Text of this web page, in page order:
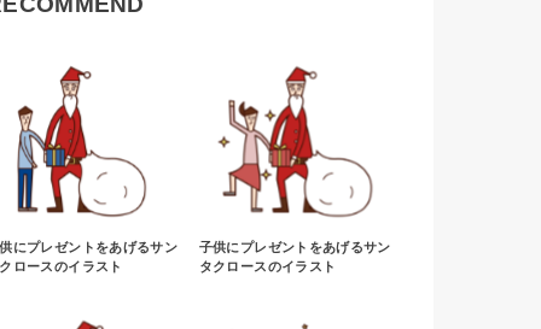
にプレゼントをあげるサン
ロースのイラスト
子供にプレゼントをあげるサン
タクロースのイラスト